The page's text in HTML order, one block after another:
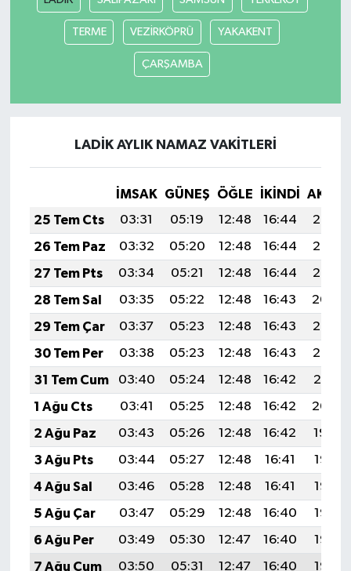
TERME VEZİRKÖPRÜ YAKAKENT
ÇARŞAMBA
LADİK AYLIK NAMAZ VAKITLERI
İMSAK GÜNEŞ ÖĞLE İKINDI
25 Tem Cts
03:31 05:19 12:48 16:44
20:07
26 Tem Paz
03:32 05:20 12:48 16:44
20:06
27 Tem Pts
03:34 05:21 12:48 16:44
20:05
28 Tem Sal
03:35 05:22 12:48 16:43
20:04
29 Tem Çar
03:37 05:23 12:48 16:43
20:03
30 Tem Per
03:38 05:23 12:48 16:43
20:02
31 Tem Cum
03:40 05:24 12:48 16:42
20:01
1 Ağu Cts
03:41 05:25 12:48 16:42
20:00
2 Ağu Paz
03:43 05:26 12:48 16:42
19:59
3 Ağu Pts
03:44 05:27 12:48 16:41
19:58
4 Ağu Sal
03:46 05:28 12:48 16:41
19:57
5 Ağu Çar
03:47 05:29 12:48 16:40
19:56
6 Ağu Per
03:49 05:30 12:47 16:40
19:55
7 Ağu Cum
03:50 05:31 12:47 16:40
19:53